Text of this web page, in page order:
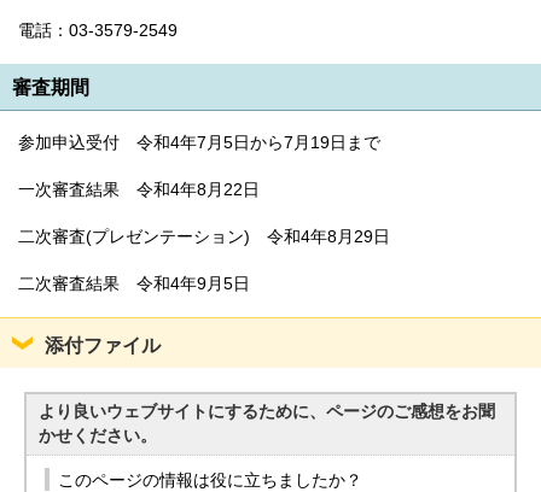
電話：03-3579-2549
審査期間
参加申込受付 令和4年7月5日から7月19日まで
一次審査結果 令和4年8月22日
二次審査(プレゼンテーション) 令和4年8月29日
二次審査結果 令和4年9月5日
添付ファイル
より良いウェブサイトにするために、ページのご感想をお聞
かせください。
このページの情報は役に立ちましたか？